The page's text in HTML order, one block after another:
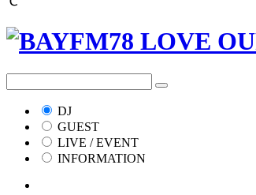
DJ
GUEST
LIVE / EVENT
INFORMATION